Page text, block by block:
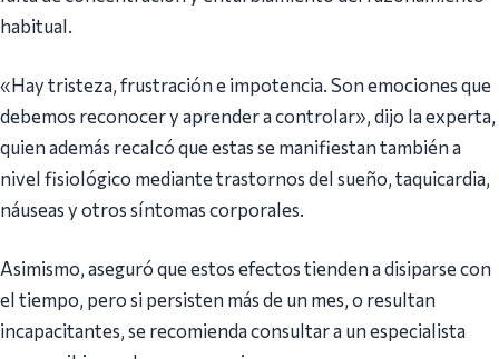
habitual.
«Hay tristeza, frustración e impotencia. Son emociones que
debemos reconocer y aprender a controlar», dijo la experta,
quien además recalcó que estas se manifiestan también a
nivel fisiológico mediante trastornos del sueño, taquicardia,
náuseas y otros síntomas corporales.
Asimismo, aseguró que estos efectos tienden a disiparse con
el tiempo, pero si persisten más de un mes, o resultan
incapacitantes, se recomienda consultar a un especialista